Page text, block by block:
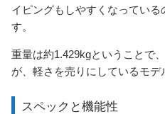
イピングもしやすくなってい
す。
重量は約1.429kgということで
が、軽さを売りにしているモデ
スペックと機能性